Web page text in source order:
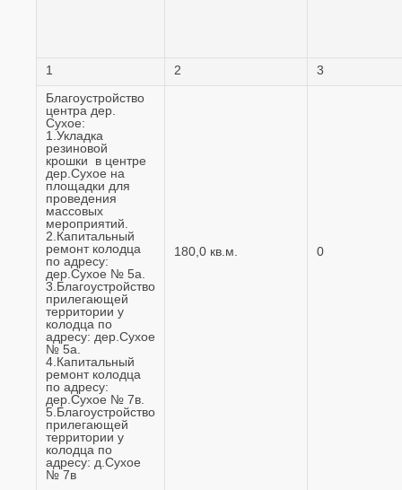
1 2
3
Благоустройство
центра дер.
Сухое:
1.Укладка
резиновой
крошки в центре
дер.Сухое на
площадки для
проведения
массовых
мероприятий.
2.Капитальный
ремонт колодца
по адресу:
дер.Сухое № 5а.
3.Благоустройство
прилегающей
территории у
колодца по
адресу: дер.Сухое
№ 5а.
4.Капитальный
ремонт колодца
по адресу:
дер.Сухое № 7в.
5.Благоустройство
прилегающей
территории у
колодца по
адресу: д.Сухое
№ 7в
180,0 кв.м. 0